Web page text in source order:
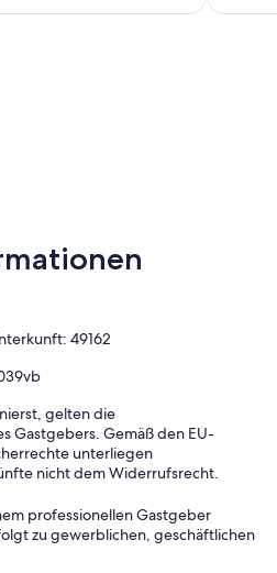
49162
gelten die
Gastgebers. Gemäß den EU-
unterliegen
nicht dem Widerrufsrecht.
professionellen Gastgeber
zu gewerblichen, geschäftlichen